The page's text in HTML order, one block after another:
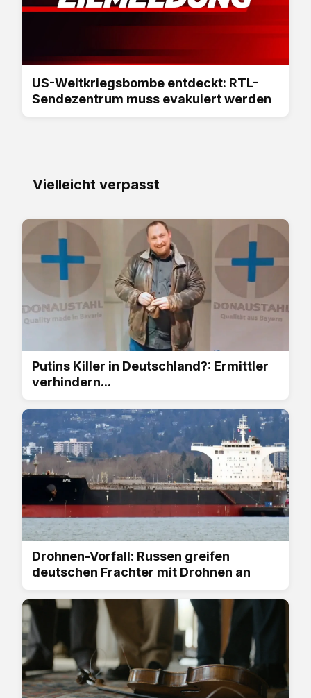
US-Weltkriegsbombe entdeckt: RTL-
Sendezentrum muss evakuiert werden
Vielleicht verpasst
Putins Killer in Deutschland?: Ermittler
verhindern...
Drohnen-Vorfall: Russen greifen
deutschen Frachter mit Drohnen an